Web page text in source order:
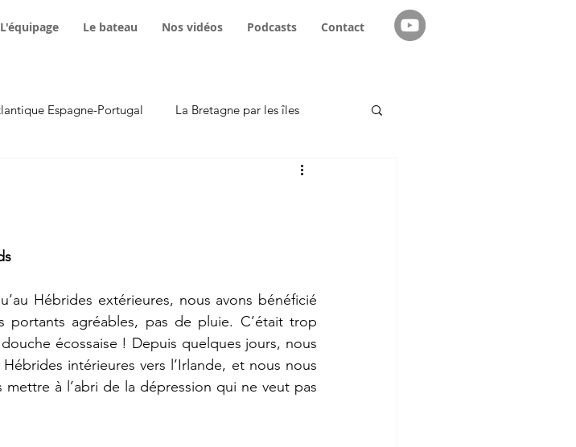
L'équipage Le bateau Nos vidéos Podcasts Contact
Espagne-Portugal La Bretagne par les îles
Femmes navigatrices
Hébrides extérieures, nous avons bénéficié
portants agréables, pas de pluie. C’était trop
écossaise ! Depuis quelques jours, nous
intérieures vers l’Irlande, et nous nous
à l’abri de la dépression qui ne veut pas